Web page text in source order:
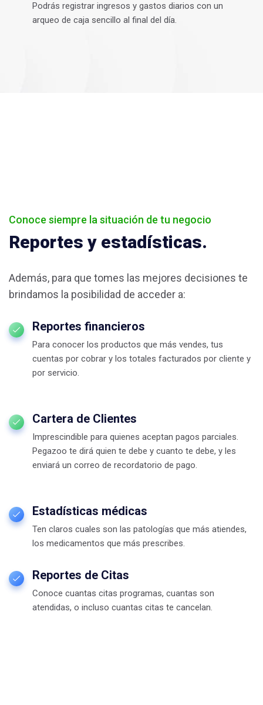
Podrás registrar ingresos y gastos diarios con un
arqueo de caja sencillo al final del día.
Conoce siempre la situación de tu negocio
Reportes y estadísticas.
Además, para que tomes las mejores decisiones te
brindamos la posibilidad de acceder a:
Reportes financieros
Para conocer los productos que más vendes, tus
cuentas por cobrar y los totales facturados por cliente y
por servicio.
Cartera de Clientes
Imprescindible para quienes aceptan pagos parciales.
Pegazoo te dirá quien te debe y cuanto te debe, y les
enviará un correo de recordatorio de pago.
Estadísticas médicas
Ten claros cuales son las patologías que más atiendes,
los medicamentos que más prescribes.
Reportes de Citas
Conoce cuantas citas programas, cuantas son
atendidas, o incluso cuantas citas te cancelan.